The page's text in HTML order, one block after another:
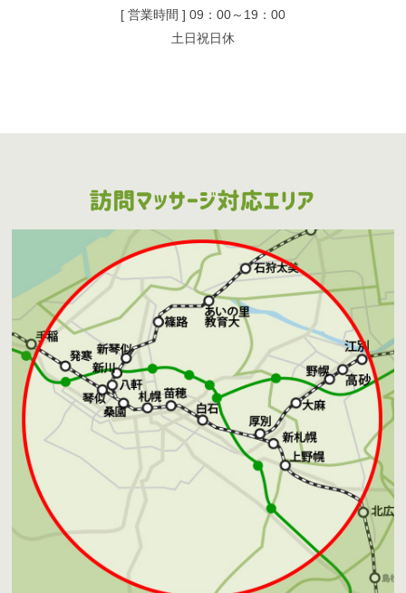
[ 営業時間 ] 09：00～19：00
土日祝日休